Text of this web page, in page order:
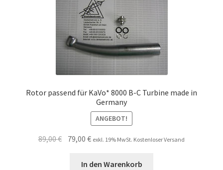
Rotor passend für KaVo* 8000 B-C Turbine made in
Germany
ANGEBOT!
89,00€ Ursprünglicher
79,00€Aktueller
ist:
exkl. 19% MwSt. Kostenloser Versand
In den Warenkorb